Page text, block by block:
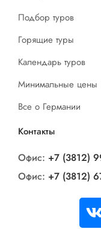
Подбор туров
Горящие туры
Календарь туров
Минимальные цены
Все о Германии
Контакты
Офис: +7 (3812)
Офис: +7 (3812)